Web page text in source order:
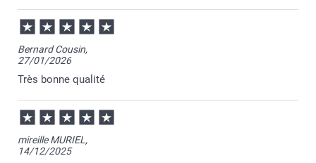
26/02/2026
10:53
Bonjour Laurence,
Je vous remercie pour votre commande et je suis
ravie d'apprendre votre satisfaction continue avec le
Format 52 au fil des ans.
Je vous remercie sincèrement pour votre fidélité et
votre appréciation.
Passez une belle journée.
Cordialement,
Florence@smartphoto
Bernard Cousin,
27/01/2026
Très bonne qualité
mireille MURIEL,
14/12/2025